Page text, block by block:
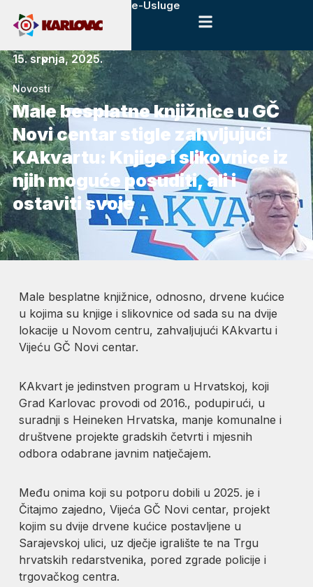
e-Usluge
15. srpnja, 2025.
Novosti
Male besplatne knjižnice u GČ
Novi centar stigle zahvljujući
KAkvartu: Knjige i slikovnice iz
njih moguće posuditi, ali i
ostaviti svoje
Male besplatne knjižnice, odnosno, drvene kućice
u kojima su knjige i slikovnice od sada su na dvije
lokacije u Novom centru, zahvaljujući KAkvartu i
Vijeću GČ Novi centar.
KAkvart je jedinstven program u Hrvatskoj, koji
Grad Karlovac provodi od 2016., podupirući, u
suradnji s Heineken Hrvatska, manje komunalne i
društvene projekte gradskih četvrti i mjesnih
odbora odabrane javnim natječajem.
Među onima koji su potporu dobili u 2025. je i
Čitajmo zajedno, Vijeća GČ Novi centar, projekt
kojim su dvije drvene kućice postavljene u
Sarajevskoj ulici, uz dječje igralište te na Trgu
hrvatskih redarstvenika, pored zgrade policije i
trgovačkog centra.